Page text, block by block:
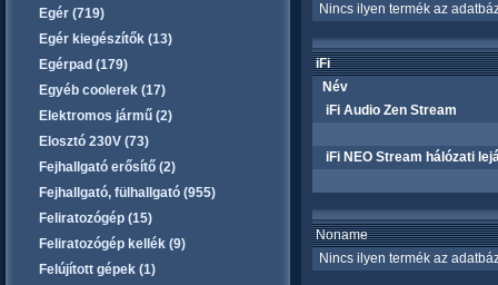
Egér (719)
Egér kiegészítők (13)
Egérpad (179)
Egyéb coolerek (17)
Elektromos jármű (2)
Elosztó 230V (73)
Fejhallgató erősítő (2)
Fejhallgató, fülhallgató (955)
Feliratozógép (15)
Feliratozógép kellék (9)
Felújított gépek (1)
Nincs ilyen termék az
iFi
Név
iFi Audio Zen Stream
iFi NEO Stream hálózati
Noname
Nincs ilyen termék az